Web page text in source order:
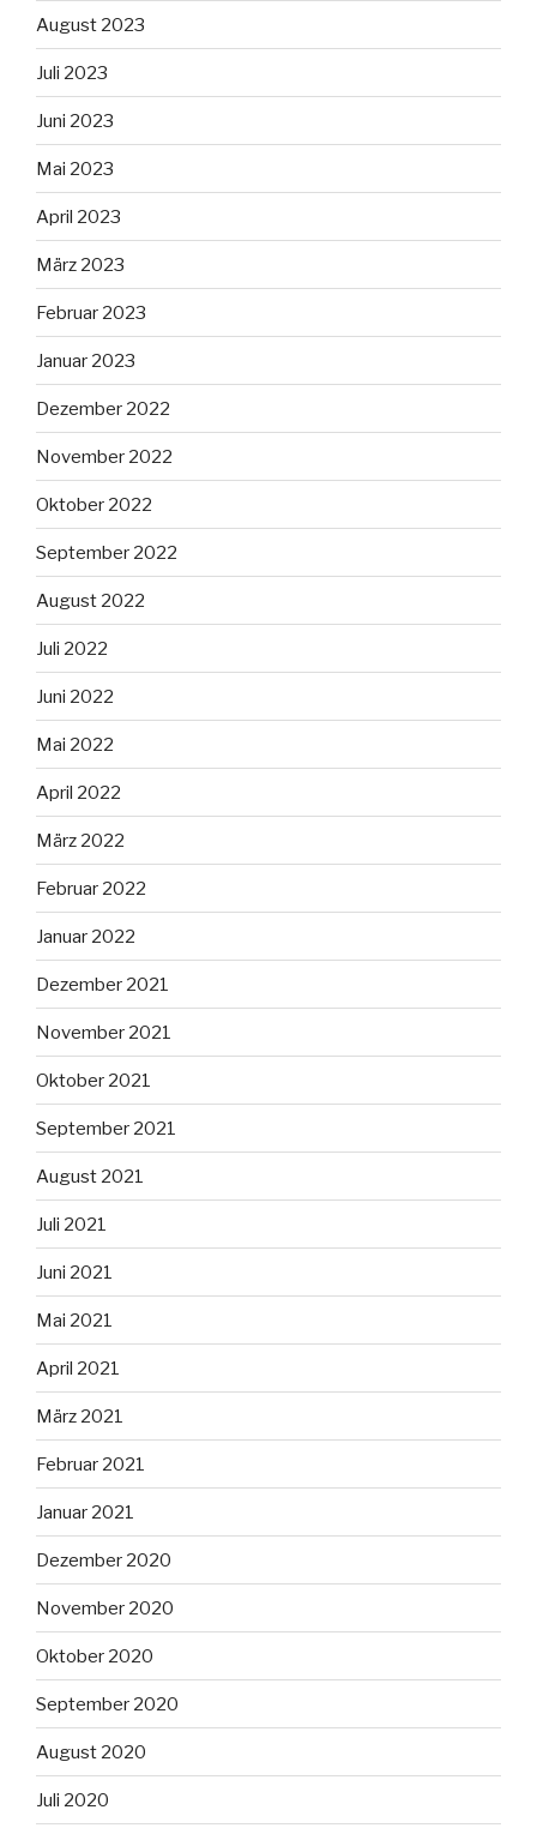
August 2023
Juli 2023
Juni 2023
Mai 2023
April 2023
März 2023
Februar 2023
Januar 2023
Dezember 2022
November 2022
Oktober 2022
September 2022
August 2022
Juli 2022
Juni 2022
Mai 2022
April 2022
März 2022
Februar 2022
Januar 2022
Dezember 2021
November 2021
Oktober 2021
September 2021
August 2021
Juli 2021
Juni 2021
Mai 2021
April 2021
März 2021
Februar 2021
Januar 2021
Dezember 2020
November 2020
Oktober 2020
September 2020
August 2020
Juli 2020